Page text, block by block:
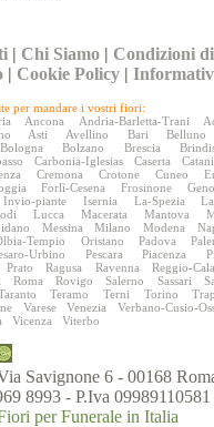
| Chi Siamo | Condizioni
| Cookie Policy |
per mandare i vostri fiori:
Ancona Andria-Barletta-Trani
Asti Avellino Bari Belluno
Bologna Bolzano Brescia
Carbonia-Iglesias Caserta
Cremona Crotone Cuneo
Forlì-Cesena Frosinone
Invio-piante Isernia La-Spezia
Lucca Macerata Mantova
Messina Milano Modena
Tempio Oristano Padova
Urbino Pescara Piacenza
Prato Ragusa Ravenna Reggio-
Roma Rovigo Salerno Sassari
Teramo Terni Torino
Varese Venezia Verbano-Cusio-
Vicenza Viterbo
Savignone 6 - 00168
8993 - P.Iva 09989110581
per Funerale in Italia